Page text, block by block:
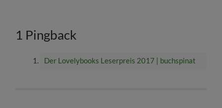
1 Pingback
Der Lovelybooks Leserpreis 2017 | buchspinat